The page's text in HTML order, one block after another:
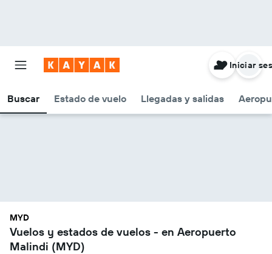
Buscar Estado de vuelo Llegadas y salidas
Iniciar
MYD
Vuelos y estados de vuelos - en Aeropuerto
Malindi (MYD)